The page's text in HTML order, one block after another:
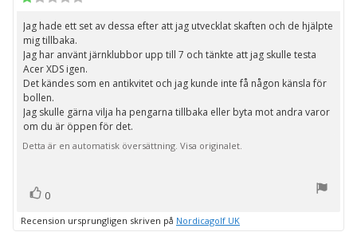
utav
5
Recensionstext:
Jag hade ett set av dessa efter att jag utvecklat skaften och de hjälpte
mig tillbaka.
Jag har använt järnklubbor upp till 7 och tänkte att jag skulle testa
Acer XDS igen.
Det kändes som en antikvitet och jag kunde inte få någon känsla för
bollen.
Jag skulle gärna vilja ha pengarna tillbaka eller byta mot andra varor
om du är öppen för det.
Detta är en automatisk översättning. Visa originalet.
Rösta
0
Recension ursprungligen skriven på Nordicagolf UK